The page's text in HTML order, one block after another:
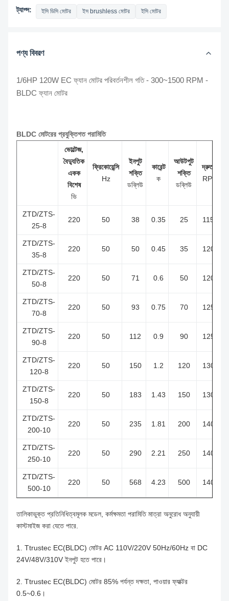
ট্যাগ্স: ইসি ডিসি মোটর ইস brushless মোটর ইসি মোটর
পণ্য বিবরণ
1/6HP 120W EC ফ্যান মোটর পরিবর্তনশীল গতি - 300~1500 RPM -
BLDC ফ্যান মোটর
BLDC মোটরের প্রযুক্তিগত পরামিতি
ভোল্টেজ,
বৈদ্যুতিক
একক
বিশেষ
ভি
ফ্রিকোয়েন্সি
Hz
ইনপুট
শক্তি
ডব্লিউ
কারেন্ট
ক
আউটপুট
শক্তি
ডব্লিউ
দ্রুততা
RPM
ZTD/ZTS-
25-8
220 50 38 0.35 25 1150
ZTD/ZTS-
35-8
220 50 50 0.45 35 1200
ZTD/ZTS-
50-8
220 50 71 0.6 50 1200
ZTD/ZTS-
70-8
220 50 93 0.75 70 1250
ZTD/ZTS-
90-8
220 50 112 0.9 90 1250
ZTD/ZTS-
120-8
220 50 150 1.2 120 1300
ZTD/ZTS-
150-8
220 50 183 1.43 150 1300
ZTD/ZTS-
200-10
220 50 235 1.81 200 1400
ZTD/ZTS-
250-10
220 50 290 2.21 250 1400
ZTD/ZTS-
500-10
220 50 568 4.23 500 1400
তালিকাভুক্ত প্রতিনিধিত্বমূলক মডেল, কর্মক্ষমতা পরামিতি মাত্রা অনুরোধ অনুযায়ী
কাস্টমাইজ করা যেতে পারে.
1. Ttrustec EC(BLDC) মোটর AC 110V/220V 50Hz/60Hz বা DC
24V/48V/310V ইনপুট হতে পারে।
2. Ttrustec EC(BLDC) মোটর 85% পর্যন্ত দক্ষতা, পাওয়ার ফ্যাক্টর
0.5~0.6।